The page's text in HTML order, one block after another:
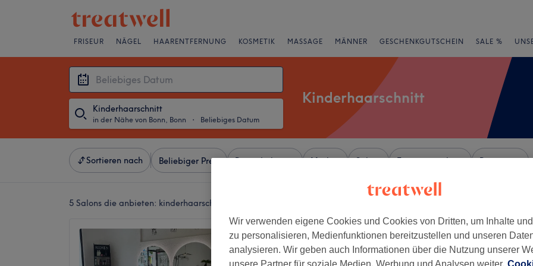
FRISEUR NÄGEL HAARENTFERNUNG KOSMETIK MASSAGE MÄNNER GESCHENKGUTSCHEIN SALE %
Kinderhaarschnitt
in der Nähe von Bonn, Bonn ・ Beliebiges Datum
Kinderhaarschnitt
Sortieren nach Beliebiger Preis Besonderheiten Marken Salons Expressangebote Bewertung
5 Salons die anbieten: kinderhaarschnitt in der Nähe von Bonn, Bonn
Haarstudio Papatia
4,8
131 Bewertungen
+
−
Wir verwenden eigene Cookies und Cookies von Dritten, um Inhalte
zu personalisieren, Medienfunktionen bereitzustellen und unseren
analysieren. Wir geben auch Informationen über die Nutzung unserer